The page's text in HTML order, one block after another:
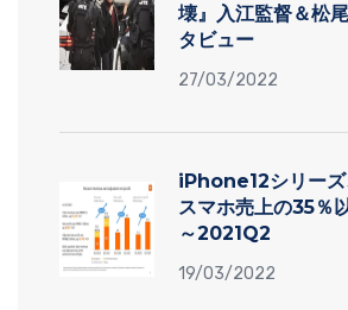
壊』入江監督＆松
タビュー
27/03/2022
iPhone12シリーズ
スマホ売上の35％
～2021Q2
19/03/2022